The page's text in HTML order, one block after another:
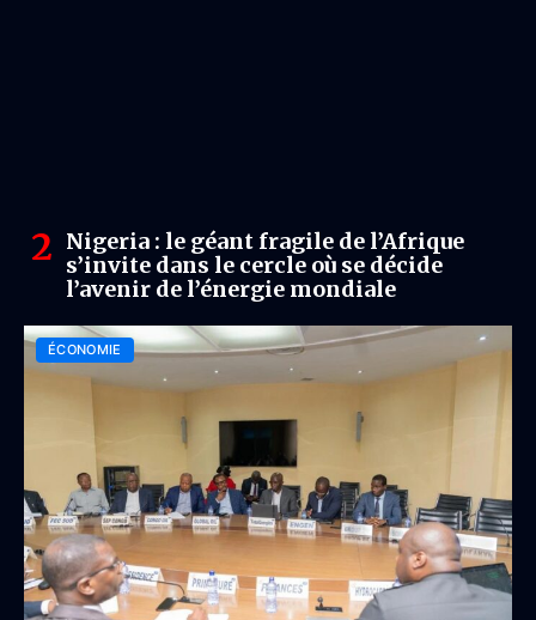
Nigeria : le géant fragile de l’Afrique
s’invite dans le cercle où se décide
l’avenir de l’énergie mondiale
ÉCONOMIE